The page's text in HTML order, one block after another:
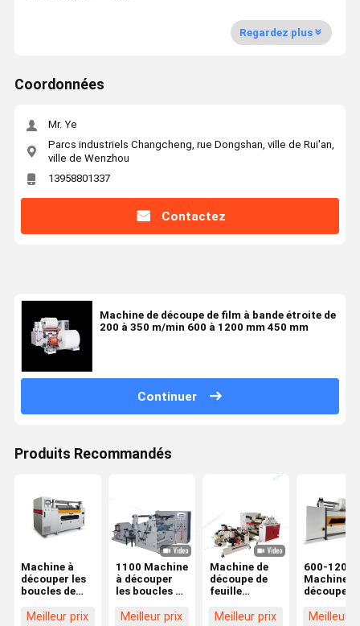
Regardez plus
Coordonnées
Mr. Ye
Parcs industriels Changcheng, rue Dongshan, ville de Rui'an,
ville de Wenzhou
13958801337
Contactez
Machine de découpe de film à bande étroite de
200 à 350 m/min 600 à 1200 mm 450 mm
Continuer
Produits Recommandés
Machine à
découper les
boucles de
200 à 350
Meilleur prix
1100 Machine
à découper
les boucles de
Meilleur prix
Machine de
découpe de
feuille
de tissus non
Meilleur prix
600-1200
Machine
découpe
surface 7
Meilleur